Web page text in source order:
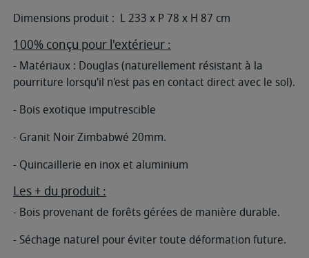
Dimensions produit : L 233 x P 78 x H 87 cm
100% conçu pour l'extérieur :
- Matériaux : Douglas (naturellement résistant à la
pourriture lorsqu'il n'est pas en contact direct avec le sol).
- Bois exotique imputrescible
- Granit Noir Zimbabwé 20mm.
- Quincaillerie en inox et aluminium
Les + du produit :
- Bois provenant de forêts gérées de manière durable.
- Séchage naturel pour éviter toute déformation future.